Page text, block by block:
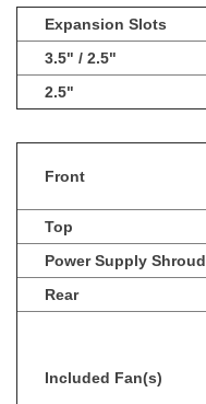
Expansion Slots
3.5" / 2.5"
2.5"
Front
Top
Power Supply Shroud
Rear
Included Fan(s)